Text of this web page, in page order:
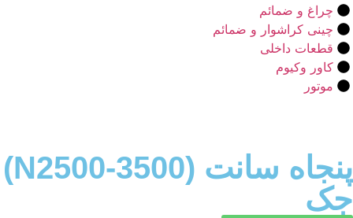
چراغ و ضمائم
چینی کراشوار و ضمائم
قطعات داخلی
کاور وکیوم
موتور
پنجاه سانت (N2500-3500)
جک